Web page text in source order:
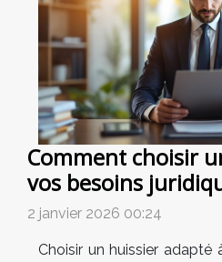
Comment choisir
vos besoins
2 janvier 2026 00:24
Choisir un huissier adapté